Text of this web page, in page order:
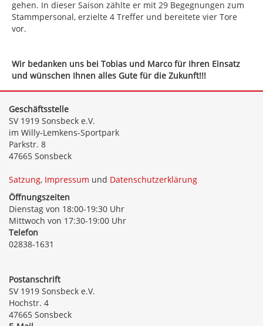
gehen. In dieser Saison zählte er mit 29 Begegnungen zum
Stammpersonal, erzielte 4 Treffer und bereitete vier Tore
vor.
Wir bedanken uns bei Tobias und Marco für Ihren Einsatz
und wünschen Ihnen alles Gute für die Zukunft!!!
Geschäftsstelle
SV 1919 Sonsbeck e.V.
im Willy-Lemkens-Sportpark
Parkstr. 8
47665 Sonsbeck
Satzung, Impressum und Datenschutzerklärung
Öffnungszeiten
Dienstag von 18:00-19:30 Uhr
Mittwoch von 17:30-19:00 Uhr
Telefon
02838-1631
Postanschrift
SV 1919 Sonsbeck e.V.
Hochstr. 4
47665 Sonsbeck